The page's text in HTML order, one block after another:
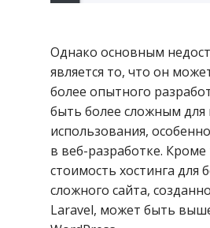
Однако основным
является то, что он
более опытного
быть более сложным
использования,
в веб-разработке. Кроме
стоимость хостинга для
сложного сайта,
Laravel, может быть